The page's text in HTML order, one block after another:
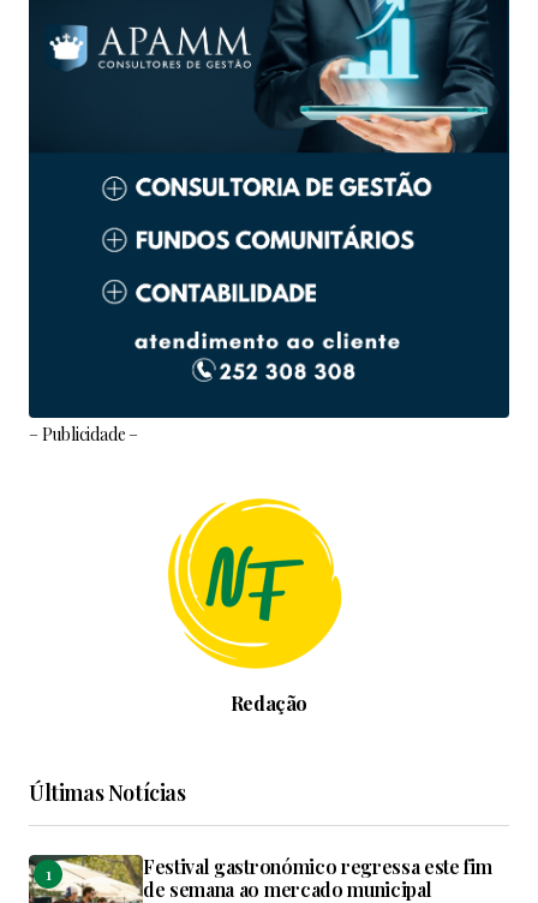
– Publicidade –
Redação
Últimas Notícias
Festival gastronómico regressa este fim
de semana ao mercado municipal